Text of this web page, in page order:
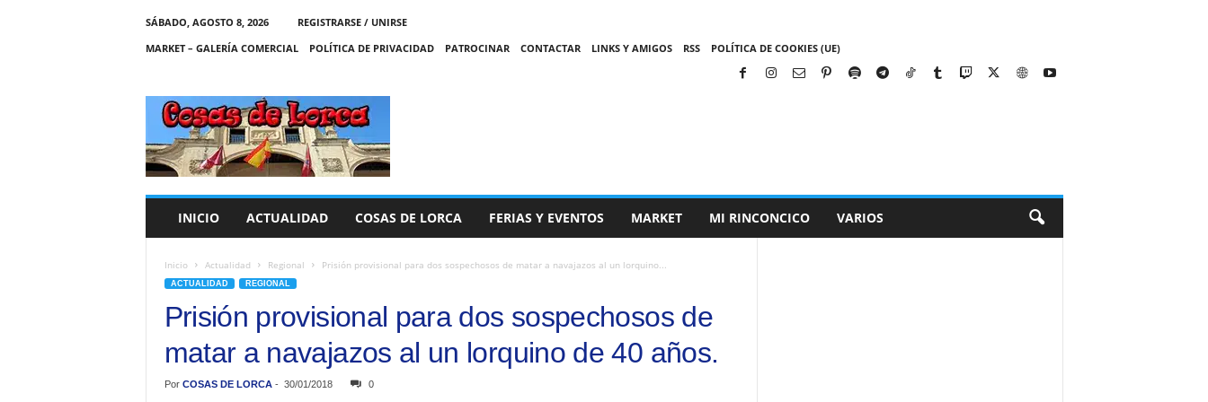
SÁBADO, AGOSTO 8, 2026
REGISTRARSE / UNIRSE
MARKET – GALERÍA COMERCIAL
POLÍTICA DE PRIVACIDAD PATROCINAR CONTACTAR LINKS Y AMIGOS RSS POLÍTICA DE COOKIES (UE)
C
A
S
INICIO ACTUALIDAD COSAS DE LORCA FERIAS Y EVENTOS MARKET MI RINCONCICO VARIOS
Inicio Actualidad Regional Prisión provisional para dos sospechosos de matar a navajazos al un lorquino...
ACTUALIDAD REGIONAL
Prisión provisional para dos sospechosos de
matar a navajazos al un lorquino de 40 años.
Por COSAS DE LORCA- 30/01/2018 0